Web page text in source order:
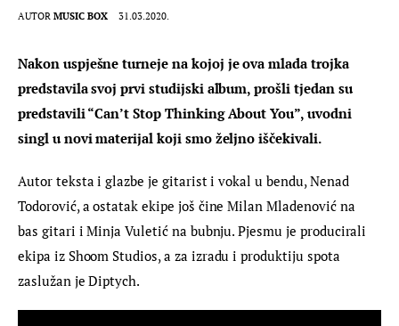
AUTOR MUSIC BOX 31.03.2020.
Nakon uspješne turneje na kojoj je ova mlada trojka
predstavila svoj prvi studijski album, prošli tjedan su
predstavili “Can’t Stop Thinking About You”, uvodni
singl u novi materijal koji smo željno iščekivali.
Autor teksta i glazbe je gitarist i vokal u bendu, Nenad
Todorović, a ostatak ekipe još čine Milan Mladenović na
bas gitari i Minja Vuletić na bubnju. Pjesmu je producirali
ekipa iz Shoom Studios, a za izradu i produktiju spota
zaslužan je Diptych.